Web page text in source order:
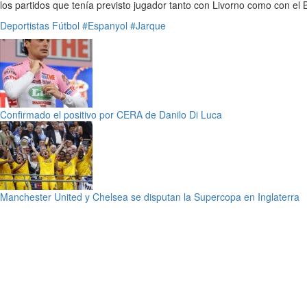
los partidos que tenía previsto jugador tanto con Livorno como con el
Deportistas Fútbol #Espanyol #Jarque
Confirmado el positivo por CERA de Danilo Di Luca
Manchester United y Chelsea se disputan la Supercopa en Inglaterra